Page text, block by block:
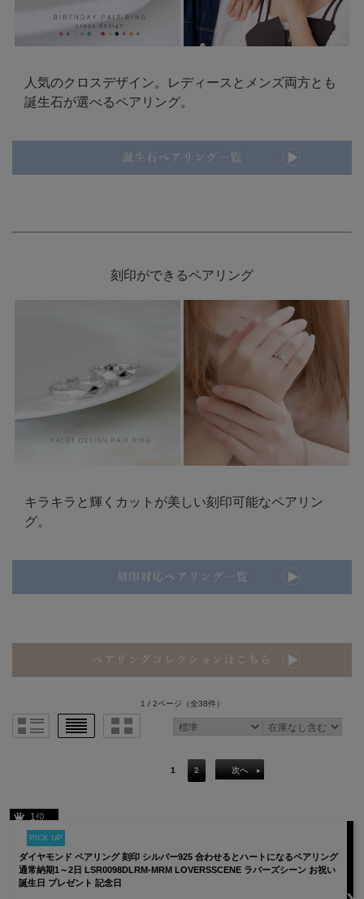
人気のクロスデザイン。レディースとメンズ両方とも
誕生石が選べるペアリング。
刻印ができるペアリング
キラキラと輝くカットが美しい刻印可能なペアリン
グ。
1 / 2ページ （全38件）
1 2 次へ
1位
PICK UP
ダイヤモンド ペアリング 刻印 シルバー925 合わせるとハートになるペアリング
通常納期1～2日 LSR0098DLRM-MRM LOVERSSCENE ラバーズシーン お祝い
誕生日 プレゼント 記念日